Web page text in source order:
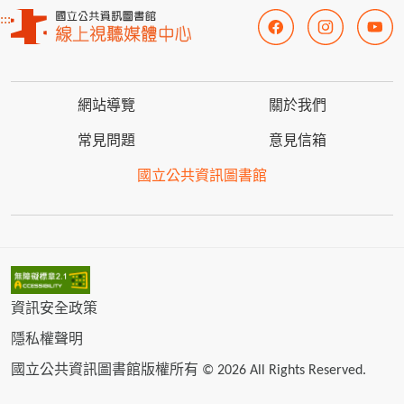
:::
網站導覽 關於我們
常見問題 意見信箱
國立公共資訊圖書館
資訊安全政策
隱私權聲明
國立公共資訊圖書館版權所有 © 2026 All Rights Reserved.